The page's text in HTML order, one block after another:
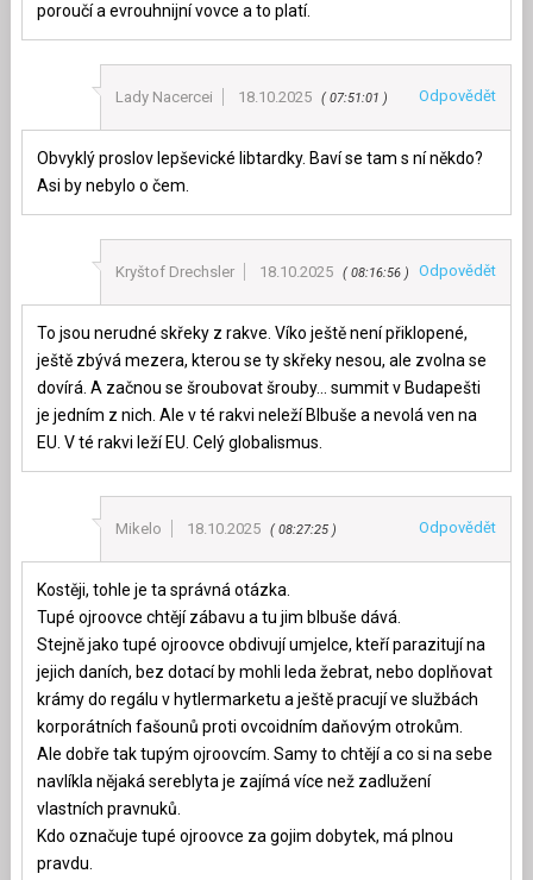
poroučí a evrouhnijní vovce a to platí.
Lady Nacercei 18.10.2025 07:51:01 Odpovědět
Obvyklý proslov lepševické libtardky. Baví se tam s ní někdo?
Asi by nebylo o čem.
Kryštof Drechsler 18.10.2025 08:16:56 Odpovědět
To jsou nerudné skřeky z rakve. Víko ještě není přiklopené,
ještě zbývá mezera, kterou se ty skřeky nesou, ale zvolna se
dovírá. A začnou se šroubovat šrouby… summit v Budapešti
je jedním z nich. Ale v té rakvi neleží Blbuše a nevolá ven na
EU. V té rakvi leží EU. Celý globalismus.
Mikelo 18.10.2025 08:27:25 Odpovědět
Kostěji, tohle je ta správná otázka.
Tupé ojroovce chtějí zábavu a tu jim blbuše dává.
Stejně jako tupé ojroovce obdivují umjelce, kteří parazitují na
jejich daních, bez dotací by mohli leda žebrat, nebo doplňovat
krámy do regálu v hytlermarketu a ještě pracují ve službách
korporátních fašounů proti ovcoidním daňovým otrokům.
Ale dobře tak tupým ojroovcím. Samy to chtějí a co si na sebe
navlíkla nějaká sereblyta je zajímá více než zadlužení
vlastních pravnuků.
Kdo označuje tupé ojroovce za gojim dobytek, má plnou
pravdu.